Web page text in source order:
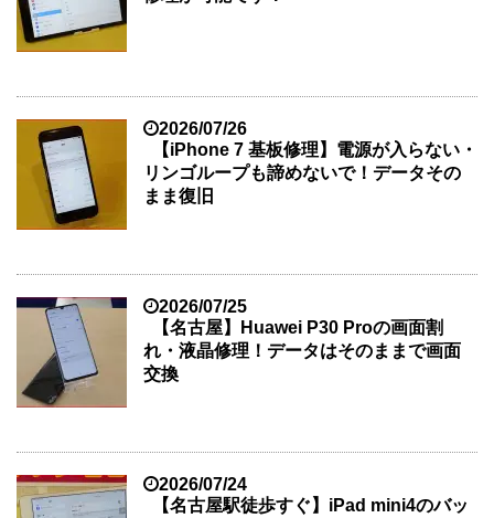
2026/07/26
【iPhone 7 基板修理】電源が入らない・
リンゴループも諦めないで！データその
まま復旧
2026/07/25
【名古屋】Huawei P30 Proの画面割
れ・液晶修理！データはそのままで画面
交換
2026/07/24
【名古屋駅徒歩すぐ】iPad mini4のバッ